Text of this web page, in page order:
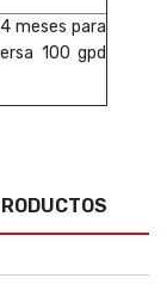
meses para
100 gpd